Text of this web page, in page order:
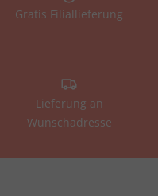
Gratis Filiallieferung
Lieferung an
Wunschadresse